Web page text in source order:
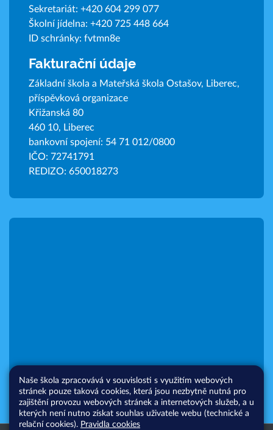
Sekretariát: +420 604 299 077
Školní jídelna: +420 725 448 664
ID schránky: fvtmn8e
Fakturační údaje
Základní škola a Mateřská škola Ostašov, Liberec,
příspěvková organizace
Křižanská 80
460 10, Liberec
bankovní spojení: 54 71 012/0800
IČO: 72741791
REDIZO: 650018273
Naše škola zpracovává v souvislosti s využitím webových
stránek pouze taková cookies, která jsou nezbytně nutná pro
zajištění provozu webových stránek a internetových služeb, a u
kterých není nutno získat souhlas uživatele webu (technické a
relační cookies). Pravidla cookies